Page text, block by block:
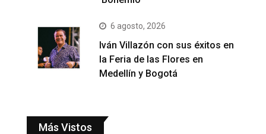
6 agosto, 2026
Iván Villazón con sus éxitos en
la Feria de las Flores en
Medellín y Bogotá
Más Vistos